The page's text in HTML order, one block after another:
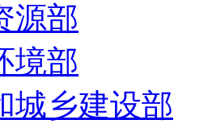
源部
境部
城乡建设部